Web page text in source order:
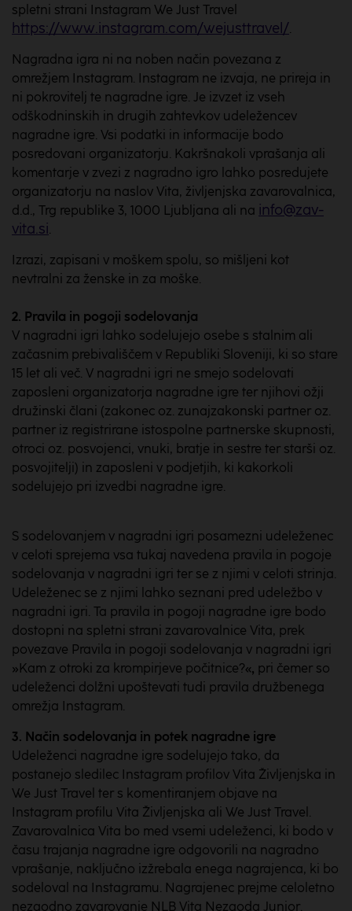
spletni strani Instagram We Just Travel
https://www.instagram.com/wejusttravel/.
Nagradna igra ni na noben način povezana z
omrežjem Instagram. Instagram ne izvaja, ne prireja in
ni pokrovitelj te nagradne igre. Je izvzet iz vseh
odškodninskih in drugih zahtevkov udeležencev
nagradne igre. Vsi podatki in informacije bodo
posredovani organizatorju. Kakršnakoli vprašanja ali
komentarje v zvezi z nagradno igro lahko posredujete
organizatorju na naslov Vita, življenjska zavarovalnica,
d.d., Trg republike 3, 1000 Ljubljana ali na info@zav-
vita.si.
Izrazi, zapisani v moškem spolu, so mišljeni kot
nevtralni za ženske in za moške.
2. Pravila in pogoji sodelovanja
V nagradni igri lahko sodelujejo osebe s stalnim ali
začasnim prebivališčem v Republiki Sloveniji, ki so stare
15 let ali več. V nagradni igri ne smejo sodelovati
zaposleni organizatorja nagradne igre ter njihovi ožji
družinski člani (zakonec oz. zunajzakonski partner oz.
partner iz registrirane istospolne partnerske skupnosti,
otroci oz. posvojenci, vnuki, bratje in sestre ter starši oz.
posvojitelji) in zaposleni v podjetjih, ki kakorkoli
sodelujejo pri izvedbi nagradne igre.
S sodelovanjem v nagradni igri posamezni udeleženec
v celoti sprejema vsa tukaj navedena pravila in pogoje
sodelovanja v nagradni igri ter se z njimi v celoti strinja.
Udeleženec se z njimi lahko seznani pred udeležbo v
nagradni igri. Ta pravila in pogoji nagradne igre bodo
dostopni na spletni strani zavarovalnice Vita, prek
povezave Pravila in pogoji sodelovanja v nagradni igri
»Kam z otroki za krompirjeve počitnice?«, pri čemer so
udeleženci dolžni upoštevati tudi pravila družbenega
omrežja Instagram.
3. Način sodelovanja in potek nagradne igre
Udeleženci nagradne igre sodelujejo tako, da
postanejo sledilec Instagram profilov Vita Življenjska in
We Just Travel ter s komentiranjem objave na
Instagram profilu Vita Življenjska ali We Just Travel.
Zavarovalnica Vita bo med vsemi udeleženci, ki bodo v
času trajanja nagradne igre odgovorili na nagradno
vprašanje, naključno izžrebala enega nagrajenca, ki bo
sodeloval na Instagramu. Nagrajenec prejme celoletno
nezgodno zavarovanje NLB Vita Nezgoda Junior.